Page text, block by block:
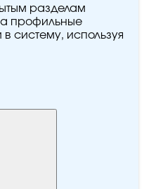
разделам
профильные
систему, используя